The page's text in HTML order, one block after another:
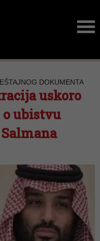
DOKUMENTA
uskoro
ubistvu